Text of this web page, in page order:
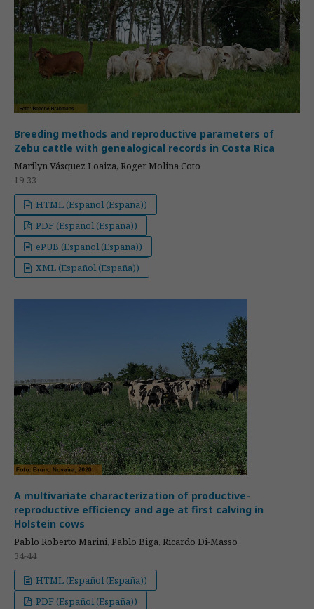
Breeding methods and reproductive parameters of
Zebu cattle with genealogical records in Costa Rica
Marilyn Vásquez Loaiza, Roger Molina Coto
19-33
HTML (Español (España))
PDF (Español (España))
ePUB (Español (España))
XML (Español (España))
A multivariate characterization of productive-
reproductive efficiency and age at first calving in
Holstein cows
Pablo Roberto Marini, Pablo Biga, Ricardo Di-Masso
34-44
HTML (Español (España))
PDF (Español (España))